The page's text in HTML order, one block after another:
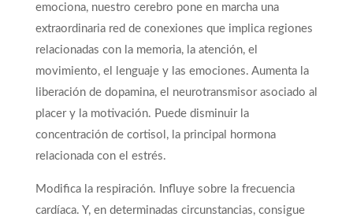
emociona, nuestro cerebro pone en marcha una
extraordinaria red de conexiones que implica regiones
relacionadas con la memoria, la atención, el
movimiento, el lenguaje y las emociones. Aumenta la
liberación de dopamina, el neurotransmisor asociado al
placer y la motivación. Puede disminuir la
concentración de cortisol, la principal hormona
relacionada con el estrés.
Modifica la respiración. Influye sobre la frecuencia
cardíaca. Y, en determinadas circunstancias, consigue